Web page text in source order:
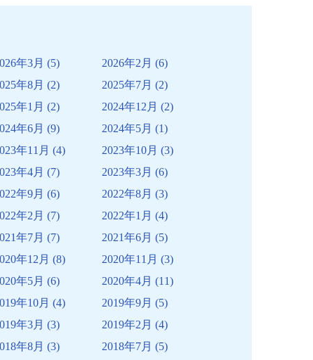
年3月 (5) 2026年2月 (6)
年8月 (2) 2025年7月 (2)
年1月 (2) 2024年12月 (2)
年6月 (9) 2024年5月 (1)
年11月 (4) 2023年10月 (3)
年4月 (7) 2023年3月 (6)
年9月 (6) 2022年8月 (3)
年2月 (7) 2022年1月 (4)
年7月 (7) 2021年6月 (5)
年12月 (8) 2020年11月 (3)
年5月 (6) 2020年4月 (11)
年10月 (4) 2019年9月 (5)
年3月 (3) 2019年2月 (4)
年8月 (3) 2018年7月 (5)